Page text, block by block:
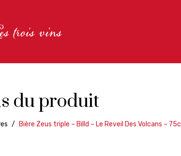
du produit
/ Bière Zeus triple – Billd – Le Reveil Des Volcans – 75cl